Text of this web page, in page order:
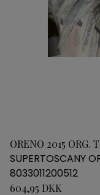
ORENO 2015 ORG.
SUPERTOSCANY
8033011200512
604,95 DKK